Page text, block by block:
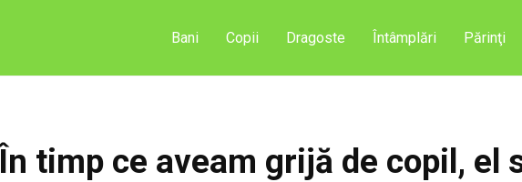
Bani Copii Dragoste Întâmplări Părinţi
În timp ce aveam grijă de copil, el